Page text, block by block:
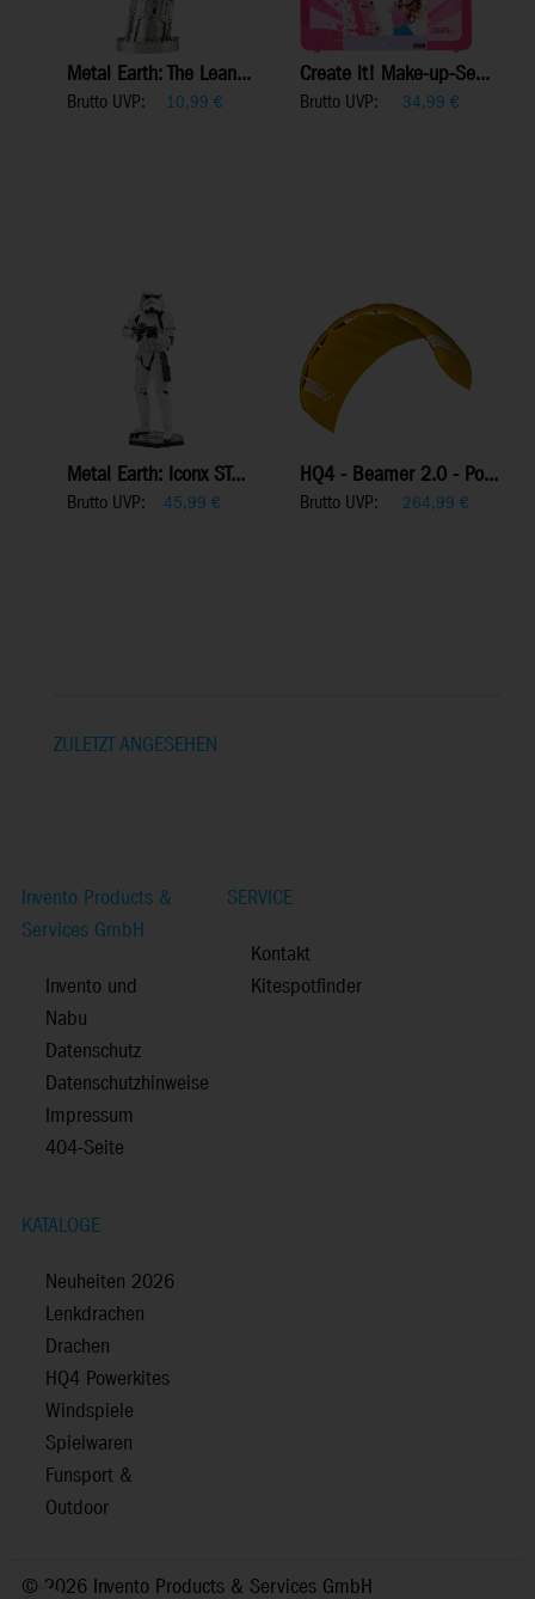
Metal Earth: The Lean...
Brutto UVP: 10,99 €
Create it! Make-up-Se...
Brutto UVP: 34,99 €
Metal Earth: Iconx ST...
Brutto UVP: 45,99 €
HQ4 - Beamer 2.0 - Po...
Brutto UVP: 264,99 €
ZULETZT ANGESEHEN
Invento Products &
Services GmbH
Invento und
Nabu
Datenschutz
Datenschutzhinweise
Impressum
404-Seite
SERVICE
Kontakt
Kitespotfinder
KATALOGE
Neuheiten 2026
Lenkdrachen
Drachen
HQ4 Powerkites
Windspiele
Spielwaren
Funsport &
Outdoor
© 2026 Invento Products & Services GmbH